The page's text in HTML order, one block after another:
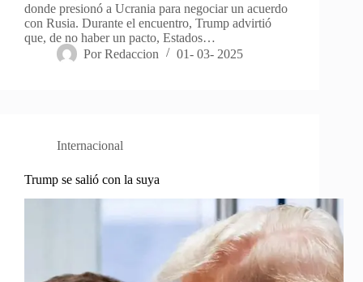
donde presionó a Ucrania para negociar un acuerdo
con Rusia. Durante el encuentro, Trump advirtió
que, de no haber un pacto, Estados…
Por Redaccion 01- 03- 2025
Internacional
Trump se salió con la suya